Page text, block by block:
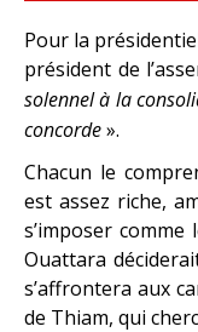
Pour la
président de
solennel à la
concorde».
Chacun le
est assez riche,
s’imposer
Ouattara
s’affrontera aux
de Thiam, qui